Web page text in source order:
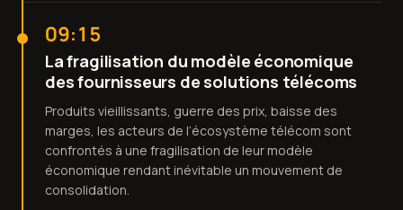
09:15
La fragilisation du modèle économique
des fournisseurs de solutions télécoms
Produits vieillissants, guerre des prix, baisse des
marges, les acteurs de l’écosystème télécom sont
confrontés à une fragilisation de leur modèle
économique rendant inévitable un mouvement de
consolidation.